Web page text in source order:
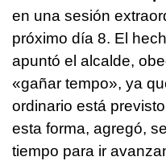
en una sesión
próximo día 8. El
apuntó el alcalde,
«gañar tempo», ya
ordinario está
esta forma, agregó,
tiempo para ir